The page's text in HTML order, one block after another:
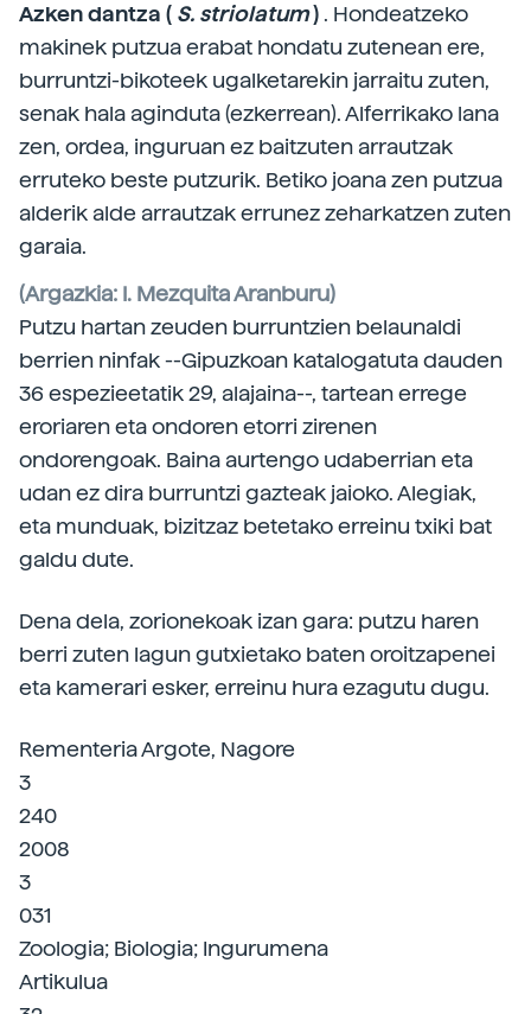
Azken dantza ( S. striolatum) . Hondeatzeko
makinek putzua erabat hondatu zutenean ere,
burruntzi-bikoteek ugalketarekin jarraitu zuten,
senak hala aginduta (ezkerrean). Alferrikako lana
zen, ordea, inguruan ez baitzuten arrautzak
erruteko beste putzurik. Betiko joana zen putzua
alderik alde arrautzak errunez zeharkatzen zuten
garaia.
(Argazkia: I. Mezquita Aranburu)
Putzu hartan zeuden burruntzien belaunaldi
berrien ninfak --Gipuzkoan katalogatuta dauden
36 espezieetatik 29, alajaina--, tartean errege
eroriaren eta ondoren etorri zirenen
ondorengoak. Baina aurtengo udaberrian eta
udan ez dira burruntzi gazteak jaioko. Alegiak,
eta munduak, bizitzaz betetako erreinu txiki bat
galdu dute.
Dena dela, zorionekoak izan gara: putzu haren
berri zuten lagun gutxietako baten oroitzapenei
eta kamerari esker, erreinu hura ezagutu dugu.
Rementeria Argote, Nagore
3
240
2008
3
031
Zoologia; Biologia; Ingurumena
Artikulua